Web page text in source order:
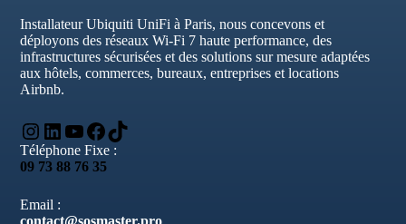
Installateur Ubiquiti UniFi à Paris, nous concevons et
déployons des réseaux Wi-Fi 7 haute performance, des
infrastructures sécurisées et des solutions sur mesure adaptées
aux hôtels, commerces, bureaux, entreprises et locations
Airbnb.
Instagram
LinkedIn
YouTube
Facebook
TikTok
Téléphone Fixe :
09 73 88 76 35
Email :
contact@sosmaster.pro